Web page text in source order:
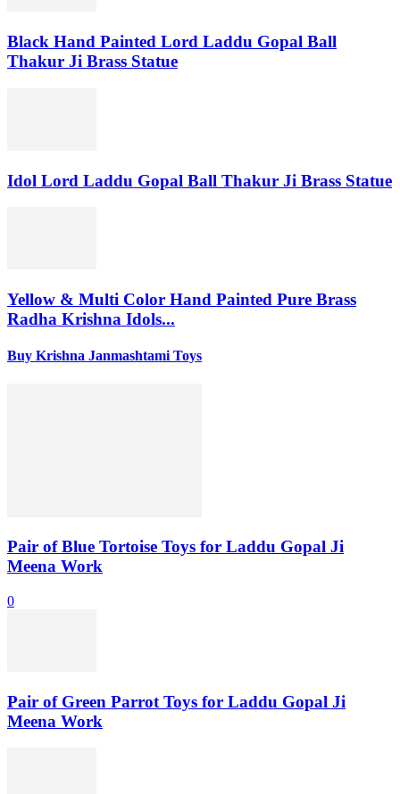
Black Hand Painted Lord Laddu Gopal Ball
Thakur Ji Brass Statue
Idol Lord Laddu Gopal Ball Thakur Ji Brass Statue
Yellow & Multi Color Hand Painted Pure Brass
Radha Krishna Idols...
Buy Krishna Janmashtami Toys
Pair of Blue Tortoise Toys for Laddu Gopal Ji
Meena Work
0
Pair of Green Parrot Toys for Laddu Gopal Ji
Meena Work